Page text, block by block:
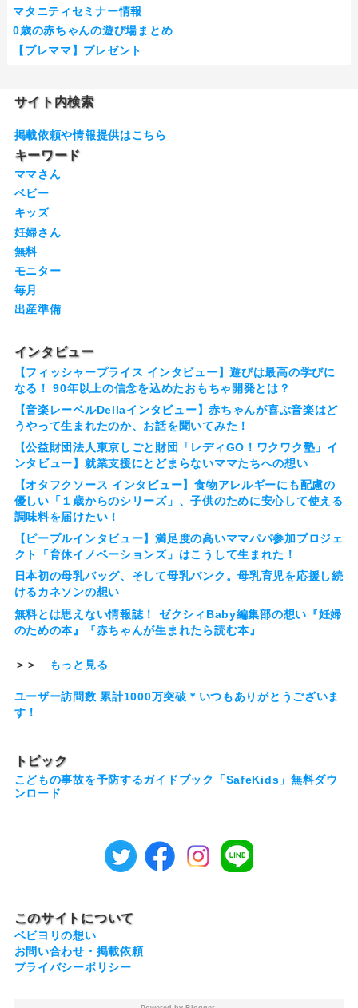
マタニティセミナー情報
0歳の赤ちゃんの遊び場まとめ
【プレママ】プレゼント
サイト内検索
掲載依頼や情報提供はこちら
キーワード
ママさん
ベビー
キッズ
妊婦さん
無料
モニター
毎月
出産準備
インタビュー
【フィッシャープライス インタビュー】遊びは最高の学びに
なる！ 90年以上の信念を込めたおもちゃ開発とは？
【音楽レーベルDellaインタビュー】赤ちゃんが喜ぶ音楽はど
うやって生まれたのか、お話を聞いてみた！
【公益財団法人東京しごと財団「レディGO！ワクワク塾」イ
ンタビュー】就業支援にとどまらないママたちへの想い
【オタフクソース インタビュー】食物アレルギーにも配慮の
優しい「１歳からのシリーズ」、子供のために安心して使える
調味料を届けたい！
【ピープルインタビュー】満足度の高いママパパ参加プロジェ
クト「育休イノベーションズ」はこうして生まれた！
日本初の母乳バッグ、そして母乳バンク。母乳育児を応援し続
けるカネソンの想い
無料とは思えない情報誌！ ゼクシィBaby編集部の想い『妊婦
のための本』『赤ちゃんが生まれたら読む本』
＞＞ もっと見る
ユーザー訪問数 累計1000万突破＊いつもありがとうございま
す！
トピック
こどもの事故を予防するガイドブック「SafeKids」無料ダウ
ンロード
このサイトについて
ベビヨリの想い
お問い合わせ・掲載依頼
プライバシーポリシー